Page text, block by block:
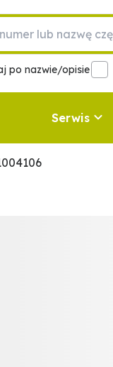
po nazwie/opisie
Serwis